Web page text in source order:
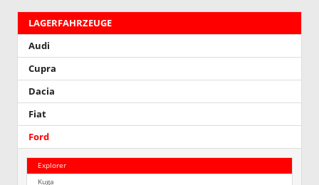
LAGERFAHRZEUGE
Audi
Cupra
Dacia
Fiat
Ford
Explorer
Kuga